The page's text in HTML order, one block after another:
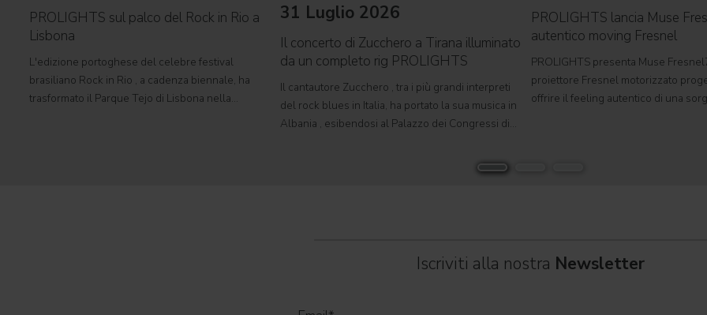
PROLIGHTS sul palco del Rock in Rio a
Lisbona
L'edizione portoghese del celebre festival
brasiliano Rock in Rio , a cadenza biennale, ha
trasformato il Parque Tejo di Lisbona nella
31 Luglio 2026
Il concerto di Zucchero a Tirana illuminato
da un completo rig PROLIGHTS
Il cantautore Zucchero , tra i più grandi interpreti
del rock blues in Italia, ha portato la sua musica in
Albania , esibendosi al Palazzo dei Congressi di
World Tour 2026 " e registrando il tutto esaurito
PROLIGHTS lancia Muse
autentico moving Fresnel
PROLIGHTS presenta Muse
proiettore Fresnel motorizzato
offrire il feeling autentico di una
Iscriviti alla nostra Newsletter